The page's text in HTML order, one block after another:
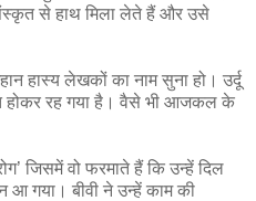
से हाथ मिला लेते हैं और उसे
हास्य लेखकों का नाम सुना हो। उर्दू
होकर रह गया है। वैसे भी आजकल के
जिसमें वो फरमाते हैं कि उन्हें दिल
आ गया। बीवी ने उन्हें काम की